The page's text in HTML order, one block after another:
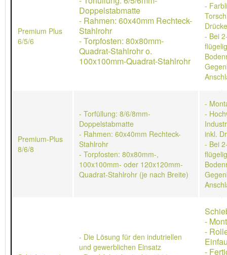
Premium Plus
6/5/6
Doppelstabmatte
- Rahmen: 60x40mm Rechteck-
Stahlrohr
- Torpfosten: 80x80mm-
Quadrat-Stahlrohr o.
100x100mm-Quadrat-Stahlrohr
-
- Bei
Premium-Plus
8/6/8
- Torfüllung: 8/6/8mm-
Doppelstabmatte
- Rahmen: 60x40mm Rechteck-
Stahlrohr
- Torpfosten: 80x80mm-,
100x100mm- oder 120x120mm-
Quadrat-Stahlrohr (je nach Breite)
-
-
inkl.
- Bei
- Die Lösung für den indutriellen
und gewerblichen Einsatz
-
-
-